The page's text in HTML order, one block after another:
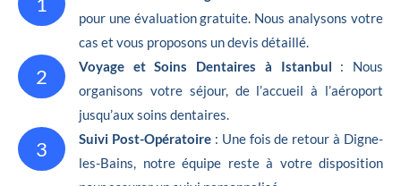
pour une évaluation gratuite. Nous analysons votre
cas et vous proposons un devis détaillé.
2 Voyage et Soins Dentaires à Istanbul : Nous
organisons votre séjour, de l’accueil à l’aéroport
jusqu’aux soins dentaires.
3 Suivi Post-Opératoire : Une fois de retour à Digne-
les-Bains, notre équipe reste à votre disposition